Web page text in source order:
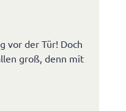
vor der Tür! Doch
groß, denn mit